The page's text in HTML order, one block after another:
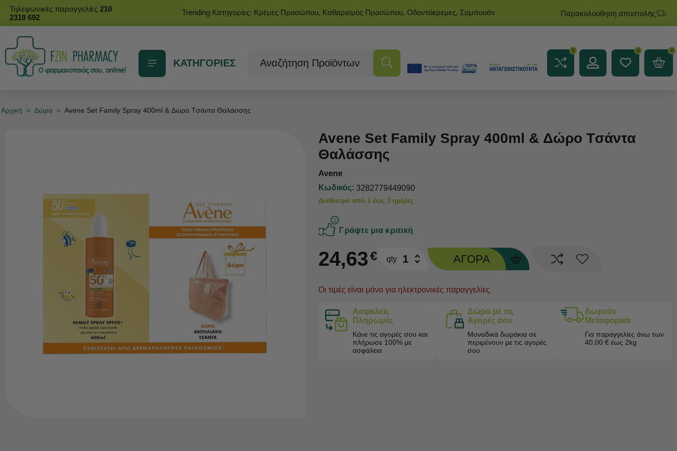
Τηλεφωνικές παραγγελίες 210
2319 692
Trending Κατηγορίες: Κρέμες Προσώπου, Καθαρισμός Προσώπου, Οδοντόκρεμες, Σαμπουάν Παρακολούθηση αποστολής
ΚΑΤΗΓΟΡΙΕΣ
0 0 0
Αρχική > Δώρα > Avene Set Family Spray 400ml & Δώρο Tσάντα Θαλάσσης
Avene Set Family Spray 400ml & Δώρο Tσάντα
Θαλάσσης
Avene
Κωδικός: 3282779449090
Διαθέσιμο από 1 έως 3 ημέρες
Γράψτε μια κριτική
24,63€ qty ΑΓΟΡΑ
Oι τιμές είναι μόνο για ηλεκτρονικές παραγγελίες
Ασφαλείς
Πληρωμές
Κάνε τις αγορές σου και
πλήρωσε 100% με
ασφάλεια
Δώρα με τις
Αγορές σου
Μοναδικά δωράκια σε
περιμένουν με τις αγορές
σου
Δωρεάν
Μεταφορικά
Για παραγγελίες άνω των
40,00 € έως 2kg